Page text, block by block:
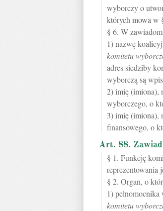
wyborczy o
których mowa w
§ 6. W
1) nazwę
komitetu
adres siedziby
wyborczą są
2) imię (imiona),
wyborczego, o
3) imię (imiona),
finansowego, o
Art. 88.
§ 1. Funkcję
reprezentowania
§ 2. Organ, o
1)
komitetu